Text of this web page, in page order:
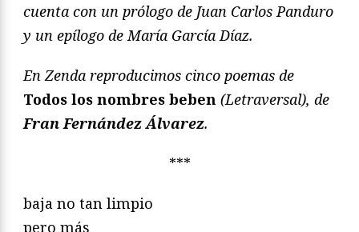
cuenta con un prólogo de Juan Carlos Panduro
y un epílogo de María García Díaz.
En Zenda reproducimos cinco poemas de
Todos los nombres beben (Letraversal), de
Fran Fernández Álvarez.
***
baja no tan limpio
pero más